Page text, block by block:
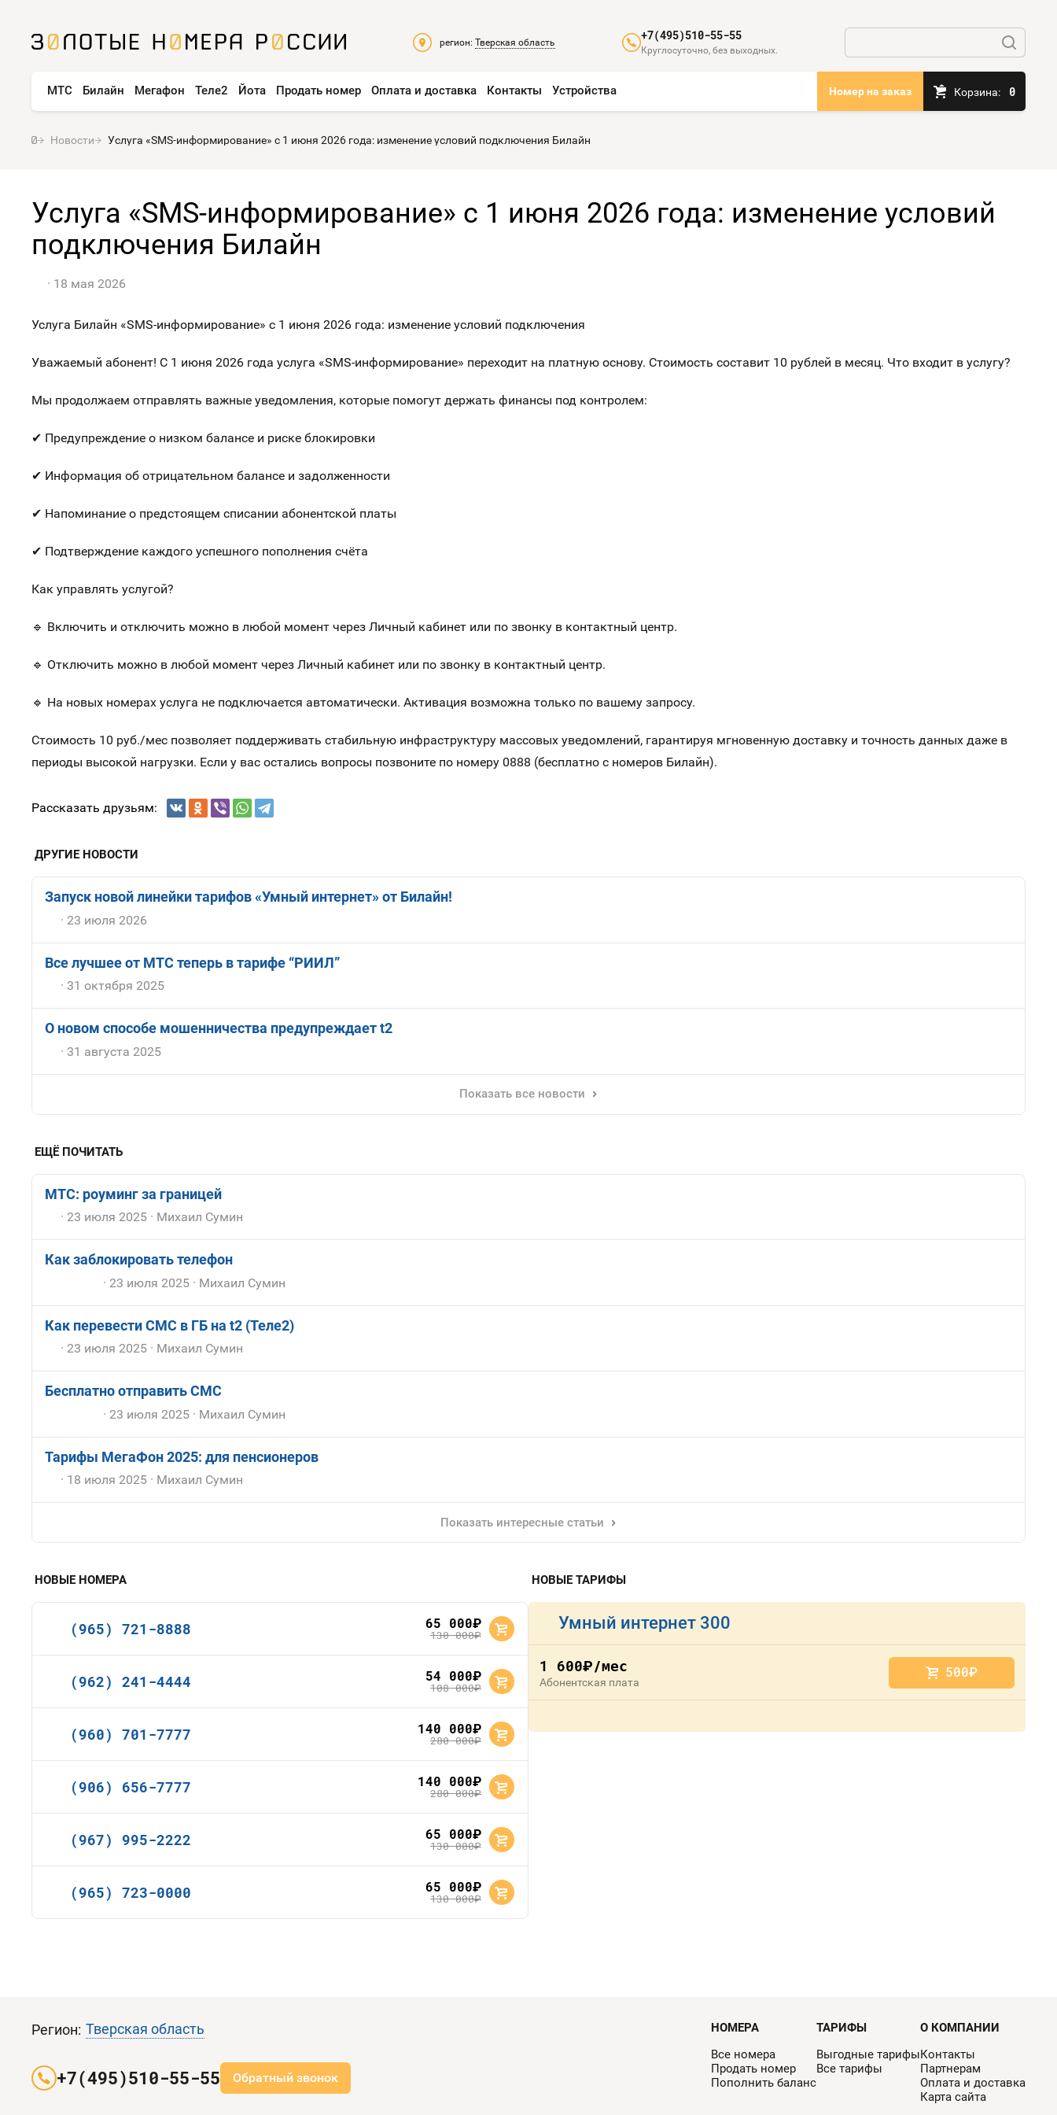
регион: Тверская область +7(495)510-55-55
Круглосуточно, без выходных.
МТС Билайн Мегафон Теле2 Йота Продать номер Оплата и доставка Контакты Устройства Номер на заказ Корзина: 0
Новости Услуга «SMS-информирование» с 1 июня 2026 года: изменение условий подключения Билайн
Услуга «SMS-информирование» с 1 июня 2026 года: изменение условий
подключения Билайн
18 мая 2026
Услуга Билайн «SMS-информирование» с 1 июня 2026 года: изменение условий подключения
Уважаемый абонент! С 1 июня 2026 года услуга «SMS-информирование» переходит на платную основу. Стоимость составит 10 рублей в месяц. Что входит в услугу?
Мы продолжаем отправлять важные уведомления, которые помогут держать финансы под контролем:
✔ Предупреждение о низком балансе и риске блокировки
✔ Информация об отрицательном балансе и задолженности
✔ Напоминание о предстоящем списании абонентской платы
✔ Подтверждение каждого успешного пополнения счёта
Как управлять услугой?
🔹 Включить и отключить можно в любой момент через Личный кабинет или по звонку в контактный центр.
🔹 Отключить можно в любой момент через Личный кабинет или по звонку в контактный центр.
🔹 На новых номерах услуга не подключается автоматически. Активация возможна только по вашему запросу.
Стоимость 10 руб./мес позволяет поддерживать стабильную инфраструктуру массовых уведомлений, гарантируя мгновенную доставку и точность данных даже в
периоды высокой нагрузки. Если у вас остались вопросы позвоните по номеру 0888 (бесплатно с номеров Билайн).
Рассказать друзьям:
ДРУГИЕ НОВОСТИ
Запуск новой линейки тарифов «Умный интернет» от Билайн!
23 июля 2026
Все лучшее от МТС теперь в тарифе “РИИЛ”
31 октября 2025
О новом способе мошенничества предупреждает t2
31 августа 2025
Показать все новости
ЕЩЁ ПОЧИТАТЬ
МТС: роуминг за границей
23 июля 2025 Михаил Сумин
Как заблокировать телефон
23 июля 2025 Михаил Сумин
Как перевести СМС в ГБ на t2 (Теле2)
23 июля 2025 Михаил Сумин
Бесплатно отправить СМС
23 июля 2025 Михаил Сумин
Тарифы МегаФон 2025: для пенсионеров
18 июля 2025 Михаил Сумин
Показать интересные статьи
НОВЫЕ НОМЕРА
(965) 721-8888 65 000руб.
130 000руб.
(962) 241-4444 54 000руб.
108 000руб.
(960) 701-7777 140 000руб.
280 000руб.
(906) 656-7777 140 000руб.
280 000руб.
(967) 995-2222 65 000руб.
130 000руб.
(965) 723-0000 65 000руб.
130 000руб.
НОВЫЕ ТАРИФЫ
Умный интернет 300
1 600руб./мес
Абонентская плата
500руб.
НОМЕРА
Все номера
Продать номер
Пополнить баланс
ТАРИФЫ
Выгодные тарифы
Все тарифы
О КОМПАНИИ
Контакты
Партнерам
Оплата и доставка
Карта сайта
Регион: Тверская область
+7(495)510-55-55 Обратный звонок